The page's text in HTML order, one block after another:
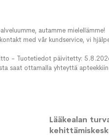
autamme mielellämme!
med vår kundservice, vi
- Tuotetiedot päivitetty:
saat ottamalla yhteyttä
Lääkealan